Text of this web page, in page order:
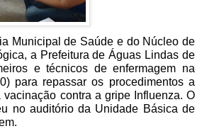
Municipal de Saúde e do Núcleo de
a Prefeitura de Águas Lindas de
e técnicos de enfermagem na
para repassar os procedimentos a
vacinação contra a gripe Influenza. O
no auditório da Unidade Básica de